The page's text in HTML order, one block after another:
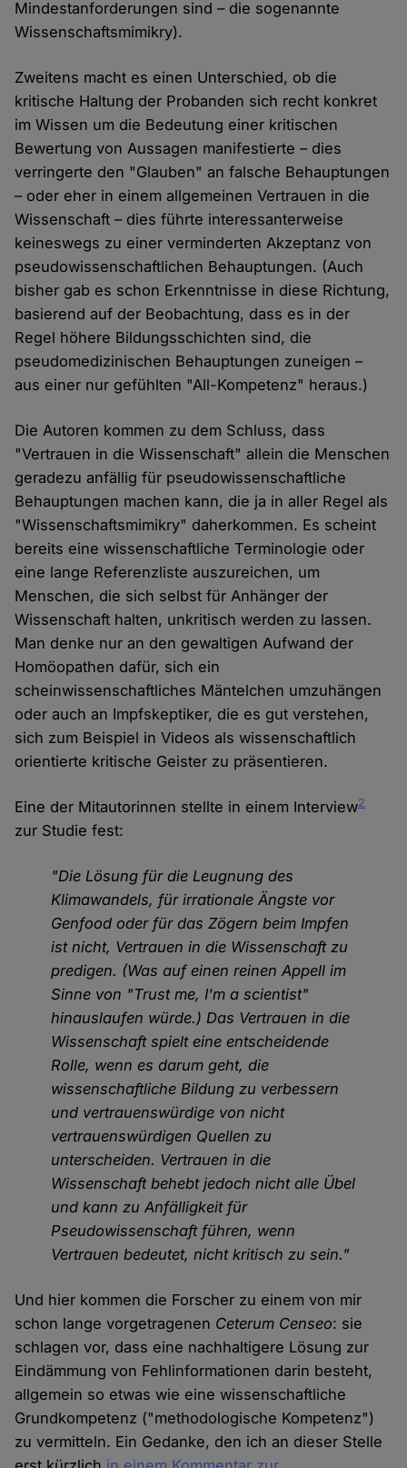
Mindestanforderungen sind – die sogenannte
Wissenschaftsmimikry).
Zweitens macht es einen Unterschied, ob die
kritische Haltung der Probanden sich recht konkret
im Wissen um die Bedeutung einer kritischen
Bewertung von Aussagen manifestierte – dies
verringerte den "Glauben" an falsche Behauptungen
– oder eher in einem allgemeinen Vertrauen in die
Wissenschaft – dies führte interessanterweise
keineswegs zu einer verminderten Akzeptanz von
pseudowissenschaftlichen Behauptungen. (Auch
bisher gab es schon Erkenntnisse in diese Richtung,
basierend auf der Beobachtung, dass es in der
Regel höhere Bildungsschichten sind, die
pseudomedizinischen Behauptungen zuneigen –
aus einer nur gefühlten "All-Kompetenz" heraus.)
Die Autoren kommen zu dem Schluss, dass
"Vertrauen in die Wissenschaft" allein die Menschen
geradezu anfällig für pseudowissenschaftliche
Behauptungen machen kann, die ja in aller Regel als
"Wissenschaftsmimikry" daherkommen. Es scheint
bereits eine wissenschaftliche Terminologie oder
eine lange Referenzliste auszureichen, um
Menschen, die sich selbst für Anhänger der
Wissenschaft halten, unkritisch werden zu lassen.
Man denke nur an den gewaltigen Aufwand der
Homöopathen dafür, sich ein
scheinwissenschaftliches Mäntelchen umzuhängen
oder auch an Impfskeptiker, die es gut verstehen,
sich zum Beispiel in Videos als wissenschaftlich
orientierte kritische Geister zu präsentieren.
Eine der Mitautorinnen stellte in einem Interview2
zur Studie fest:
"Die Lösung für die Leugnung des
Klimawandels, für irrationale Ängste vor
Genfood oder für das Zögern beim Impfen
ist nicht, Vertrauen in die Wissenschaft zu
predigen. (Was auf einen reinen Appell im
Sinne von "Trust me, I'm a scientist"
hinauslaufen würde.) Das Vertrauen in die
Wissenschaft spielt eine entscheidende
Rolle, wenn es darum geht, die
wissenschaftliche Bildung zu verbessern
und vertrauenswürdige von nicht
vertrauenswürdigen Quellen zu
unterscheiden. Vertrauen in die
Wissenschaft behebt jedoch nicht alle Übel
und kann zu Anfälligkeit für
Pseudowissenschaft führen, wenn
Vertrauen bedeutet, nicht kritisch zu sein."
Und hier kommen die Forscher zu einem von mir
schon lange vorgetragenen Ceterum Censeo: sie
schlagen vor, dass eine nachhaltigere Lösung zur
Eindämmung von Fehlinformationen darin besteht,
allgemein so etwas wie eine wissenschaftliche
Grundkompetenz ("methodologische Kompetenz")
zu vermitteln. Ein Gedanke, den ich an dieser Stelle